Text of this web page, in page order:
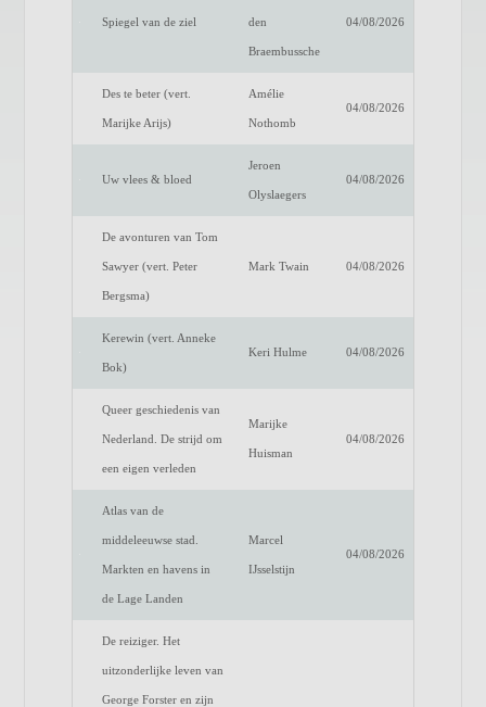
Spiegel van de ziel den
Braembussche
04/08/2026
Des te beter (vert.
Marijke Arijs)
Amélie
Nothomb
04/08/2026
Uw vlees & bloed
Jeroen
Olyslaegers
04/08/2026
De avonturen van Tom
Sawyer (vert. Peter
Bergsma)
Mark Twain 04/08/2026
Kerewin (vert. Anneke
Bok)
Keri Hulme 04/08/2026
Queer geschiedenis van
Nederland. De strijd om
een eigen verleden
Marijke
Huisman
04/08/2026
Atlas van de
middeleeuwse stad.
Markten en havens in
de Lage Landen
Marcel
IJsselstijn
04/08/2026
De reiziger. Het
uitzonderlijke leven van
George Forster en zijn